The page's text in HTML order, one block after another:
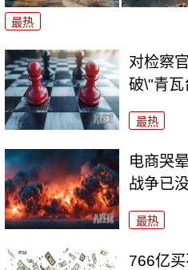
最热
对检察
破\"青瓦
最热
电商哭
战争已
最热
766亿